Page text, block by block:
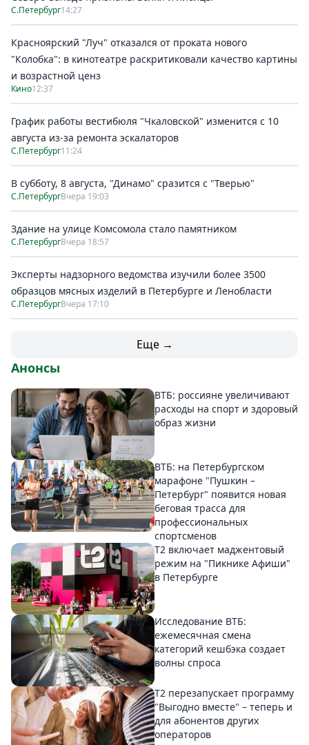
С.Петербург14:27
Красноярский "Луч" отказался от проката нового
"Колобка": в кинотеатре раскритиковали качество картины
и возрастной ценз
Кино12:37
График работы вестибюля "Чкаловской" изменится с 10
августа из-за ремонта эскалаторов
С.Петербург11:24
В субботу, 8 августа, "Динамо" сразится с "Тверью"
С.ПетербургВчера 19:03
Здание на улице Комсомола стало памятником
С.ПетербургВчера 18:57
Эксперты надзорного ведомства изучили более 3500
образцов мясных изделий в Петербурге и Ленобласти
С.ПетербургВчера 17:10
Еще →
Анонсы
ВТБ: россияне увеличивают
расходы на спорт и здоровый
образ жизни
ВТБ: на Петербургском
марафоне "Пушкин –
Петербург" появится новая
беговая трасса для
профессиональных
спортсменов
Т2 включает маджентовый
режим на "Пикнике Афиши"
в Петербурге
Исследование ВТБ:
ежемесячная смена
категорий кешбэка создает
волны спроса
Т2 перезапускает программу
"Выгодно вместе" – теперь и
для абонентов других
операторов